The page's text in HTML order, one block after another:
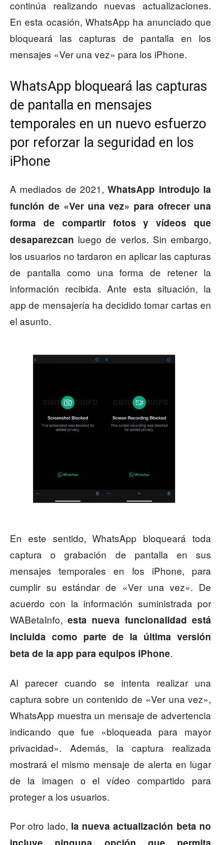
continúa realizando nuevas actualizaciones.
En esta ocasión, WhatsApp ha anunciado que
bloqueará las capturas de pantalla en los
mensajes «Ver una vez» para los iPhone.
WhatsApp bloqueará las capturas
de pantalla en mensajes
temporales en un nuevo esfuerzo
por reforzar la seguridad en los
iPhone
A mediados de 2021,WhatsApp introdujo la
función de «Ver una vez» para ofrecer una
forma de compartir fotos y vídeos que
desaparezcan luego de verlos. Sin embargo,
los usuarios no tardaron en aplicar las capturas
de pantalla como una forma de retener la
información recibida. Ante esta situación, la
app de mensajería ha decidido tomar cartas en
el asunto.
En este sentido, WhatsApp bloqueará toda
captura o grabación de pantalla en sus
mensajes temporales en los iPhone, para
cumplir su estándar de «Ver una vez». De
acuerdo con la información suministrada por
WABetaInfo, esta nueva funcionalidad está
incluida como parte de la última versión
beta de la app para equipos iPhone.
Al parecer cuando se intenta realizar una
captura sobre un contenido de «Ver una vez»,
WhatsApp muestra un mensaje de advertencia
indicando que fue «bloqueada para mayor
privacidad». Además, la captura realizada
mostrará el mismo mensaje de alerta en lugar
de la imagen o el vídeo compartido para
proteger a los usuarios.
Por otro lado, la nueva actualización beta no